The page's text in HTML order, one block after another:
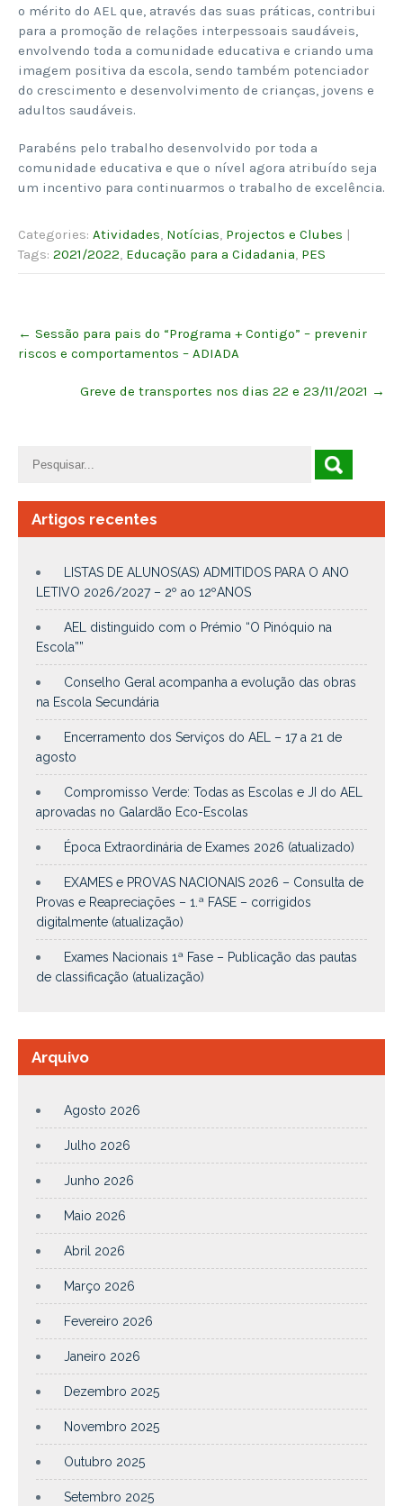
o mérito do AEL que, através das suas práticas, contribui
para a promoção de relações interpessoais saudáveis,
envolvendo toda a comunidade educativa e criando uma
imagem positiva da escola, sendo também potenciador
do crescimento e desenvolvimento de crianças, jovens e
adultos saudáveis.
Parabéns pelo trabalho desenvolvido por toda a
comunidade educativa e que o nível agora atribuído seja
um incentivo para continuarmos o trabalho de excelência.
Categories: Atividades, Notícias, Projectos e Clubes |
Tags: 2021/2022, Educação para a Cidadania, PES
navigation
← Sessão para pais do “Programa + Contigo” – prevenir
riscos e comportamentos – ADIADA
Greve de transportes nos dias 22 e 23/11/2021 →
Artigos recentes
LISTAS DE ALUNOS(AS) ADMITIDOS PARA O ANO
LETIVO 2026/2027 – 2º ao 12ºANOS
AEL distinguido com o Prémio “O Pinóquio na
Escola””
Conselho Geral acompanha a evolução das obras
na Escola Secundária
Encerramento dos Serviços do AEL – 17 a 21 de
agosto
Compromisso Verde: Todas as Escolas e JI do AEL
aprovadas no Galardão Eco-Escolas
Época Extraordinária de Exames 2026 (atualizado)
EXAMES e PROVAS NACIONAIS 2026 – Consulta de
Provas e Reapreciações – 1.ª FASE – corrigidos
digitalmente (atualização)
Exames Nacionais 1ª Fase – Publicação das pautas
de classificação (atualização)
Arquivo
Agosto 2026
Julho 2026
Junho 2026
Maio 2026
Abril 2026
Março 2026
Fevereiro 2026
Janeiro 2026
Dezembro 2025
Novembro 2025
Outubro 2025
Setembro 2025